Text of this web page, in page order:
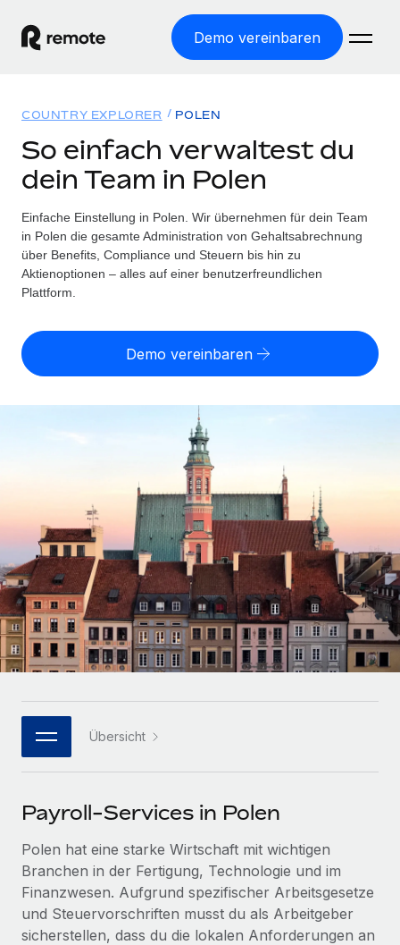
Demo vereinbaren
WELTWEITE BESCHÄFTIGUNG
Globale Payroll
Einfache, rechtssicher Payroll
Employer of Record
Weltweites Wachstum ohne Kosten für Niederlassungen
Contractor of Record
Rechtssichere, weltweite Arbeit mit Freelancer:innen
Globales Onboarding und Verwalten von
Auslagern von komplexen HR-Aufgaben
INFRASTRUKTUR
Remote Embedded
Nahtlose Integration der HR in bestehende Abläufe
Plattform
Integrierte HR-Kernfunktionen für dein Team
MCP
Integrationen
Tools
DIENSTLEISTUNGEN
Frag unsere Expert:innen
Hilfe von Expert:innen für globale HR & Compliance
Lösungen
WELTWEITE ABDECKUNG
Country Explorer
Länderspezifische Unterstützung bei der Einstellung
Einfache Einstellung in allen US-Bundesstaaten
Agile HR- und Payroll-Lösungen für wachsende
Unternehmen
Mittelstand
Maßgeschneiderte HR-Lösungen, um Teams zu
vergrößern
Enterprise
Globale HR für Konzerne und Großunternehmen
PARTNER WERDEN
Flexible Einbettung von Global-HR-Funktionen in deine
Entdecke die Möglichkeiten einer Partnerschaft
Remote Build
Demnächst verfügbar
Beratung zu Integrationen und KI-Automatisierung
Ressourcen
TOOLS UND RECHNER
Scheinselbstständigkeitsrisiko berechnen
Personalkostenrechner
Gesamtbeschäftigungskosten
Honorarzahlungen berechnen
Informationen zu möglichen Währungen und
Abwicklungsfristen für globale Freelancer:innen
LERNEN MIT REMOTE
Forschung und Leitfäden
Fallstudien
HR-Glossar
Bibliothek für Stellenbeschreibungen
Webinare
Events
Newsroom
Informationen zu Gehältern und Qualifikationen
Insights Center
Preise
Nederlands
Deutsch
Español
Italiano
Português (Portugal)
한국어
Anmelden
COUNTRY EXPLORER POLEN
So einfach verwaltest du
dein Team in Polen
Einfache Einstellung in Polen. Wir übernehmen für dein Team
in Polen die gesamte Administration von Gehaltsabrechnung
über Benefits, Compliance und Steuern bis hin zu
Aktienoptionen – alles auf einer benutzerfreundlichen
Plattform.
Demo vereinbaren
Übersicht
Payroll-Services in Polen
Polen hat eine starke Wirtschaft mit wichtigen
Branchen in der Fertigung, Technologie und im
Finanzwesen. Aufgrund spezifischer Arbeitsgesetze
und Steuervorschriften musst du als Arbeitgeber
sicherstellen, dass du die lokalen Anforderungen an